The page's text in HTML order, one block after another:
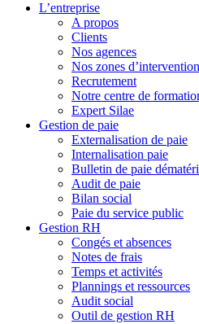
L’entreprise
A propos
Clients
Nos agences
Nos zones
Recrutement
Notre centre de
Expert Silae
Gestion de paie
Externalisation de paie
Internalisation paie
Bulletin de paie
Audit de paie
Bilan social
Paie du service public
Gestion RH
Congés et absences
Notes de frais
Temps et activités
Plannings et ressources
Audit social
Outil de gestion RH